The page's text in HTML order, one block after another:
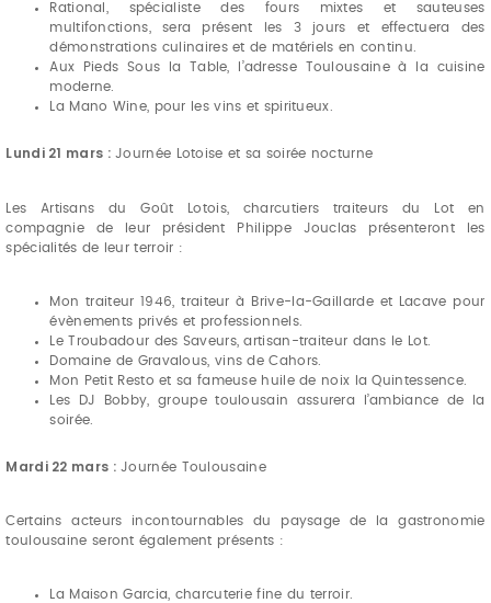
Rational, spécialiste des fours mixtes et sauteuses
multifonctions, sera présent les 3 jours et effectuera des
démonstrations culinaires et de matériels en continu.
Aux Pieds Sous la Table, l’adresse Toulousaine à la cuisine
moderne.
La Mano Wine, pour les vins et spiritueux.
Lundi 21 mars :Journée Lotoise et sa soirée nocturne
Les Artisans du Goût Lotois, charcutiers traiteurs du Lot en
compagnie de leur président Philippe Jouclas présenteront les
spécialités de leur terroir :
Mon traiteur 1946, traiteur à Brive-la-Gaillarde et Lacave pour
évènements privés et professionnels.
Le Troubadour des Saveurs, artisan-traiteur dans le Lot.
Domaine de Gravalous, vins de Cahors.
Mon Petit Resto et sa fameuse huile de noix la Quintessence.
Les DJ Bobby, groupe toulousain assurera l’ambiance de la
soirée.
Mardi 22 mars :Journée Toulousaine
Certains acteurs incontournables du paysage de la gastronomie
toulousaine seront également présents :
La Maison Garcia, charcuterie fine du terroir.